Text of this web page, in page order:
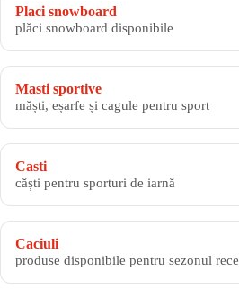
Placi snowboard
plăci snowboard disponibile
Masti sportive
măști, eșarfe și cagule pentru sport
Casti
căști pentru sporturi de iarnă
Caciuli
produse disponibile pentru sezonul rece